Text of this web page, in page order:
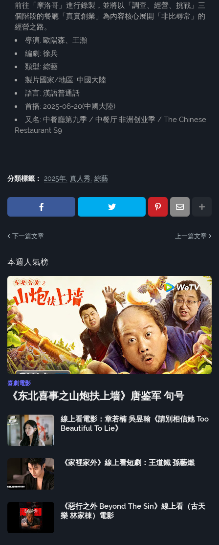
前往「摩洛哥」進行錄製，並將以「調查、經營、挑戰」三
個階段的餐廳「真實創業」為內容核心展開「非比尋常」的
經營之路。
導演: 歐陽森、王灝
編劇: 徐兵
類型: 綜藝
製片國家/地區: 中國大陸
語言: 漢語普通話
首播: 2025-06-20(中國大陸)
又名: 中餐廳第九季 / 中餐厅·非洲创业季 / The Chinese
Restaurant S9
分類標籤： 2025年 真人秀 綜藝
下一篇文章 上一篇文章
本週人氣榜
喜劇電影
《东北喜事之山炮扶上墙》唐鉴军 句号
線上看電影：章若楠 吳昱翰《請別相信她 Too
Beautiful To Lie》
《家裡家外》線上看短劇：王道鐵 孫藝燃
《惡行之外 Beyond The Sin》線上看（古天
樂 林家棟）電影